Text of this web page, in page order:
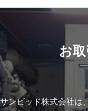
お
サンビッド株式会社は